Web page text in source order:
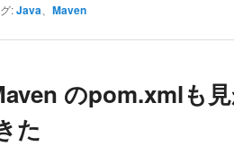
:Java Maven
のpom.xmlも
た